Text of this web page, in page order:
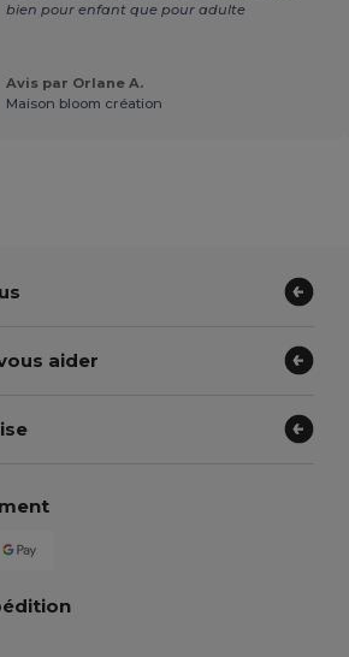
bien pour enfant que pour adulte
Avis par Orlane A.
Maison bloom création
aider